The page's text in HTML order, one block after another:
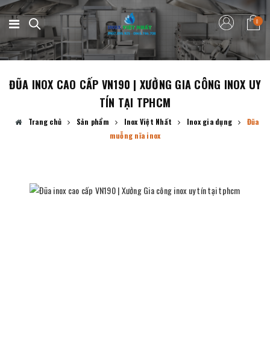
0
ĐŨA INOX CAO CẤP VN190 | XƯỞNG GIA CÔNG INOX UY
TÍN TẠI TPHCM
Trang chủ Sản phẩm Inox Việt Nhất Inox gia dụng
Đũa
muỗng nĩa inox